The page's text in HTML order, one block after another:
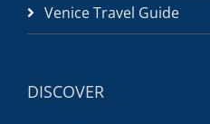
Venice Travel Guide
DISCOVER